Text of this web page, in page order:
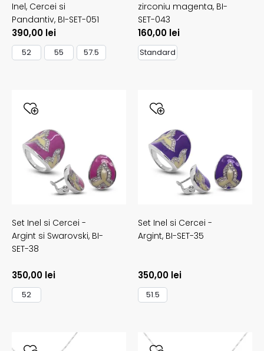
Inel, Cercei si
Pandantiv, BI-SET-051
390,00 lei
52 55 57.5
zirconiu magenta, BI-
SET-043
160,00 lei
Standard
Set Inel si Cercei -
Argint si Swarovski, BI-
SET-38
350,00 lei
52
Set Inel si Cercei -
Argint, BI-SET-35
350,00 lei
51.5